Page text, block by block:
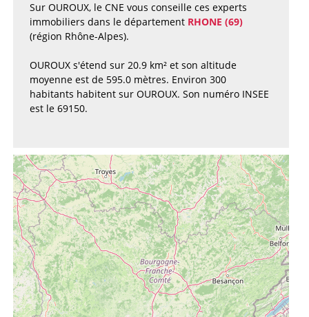
Sur OUROUX, le CNE vous conseille ces experts
immobiliers dans le département RHONE (69)
(région Rhône-Alpes).
OUROUX s'étend sur 20.9 km² et son altitude
moyenne est de 595.0 mètres. Environ 300
habitants habitent sur OUROUX. Son numéro INSEE
est le 69150.